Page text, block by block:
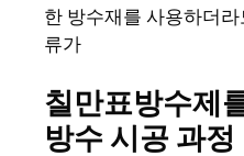
한 방수재를 사용하더
류가
칠만표방수제
방수 시공 과정